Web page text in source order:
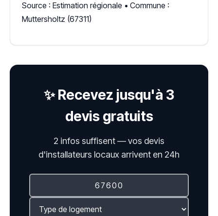
Source : Estimation régionale • Commune :
Muttersholtz (67311)
✨ Recevez jusqu'à 3
devis gratuits
2 infos suffisent — vos devis
d'installateurs locaux arrivent en 24h